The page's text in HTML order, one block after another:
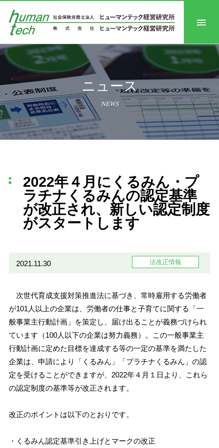
ニュース
NEWS
2022年４月にくるみん・プ
ラチナくるみんの認定基準
が改正され、新しい認定制度
がスタートします
2021.11.30 法改正情報
次世代育成支援対策推進法に基づき、常時雇用する労働者
が101人以上の企業は、労働者の仕事と子育てに関する「一
般事業主行動計画」を策定し、届け出ることが義務づけられ
ています（100人以下の企業は努力義務）。この一般事業主
行動計画に定めた目標を達成する等の一定の基準を満たした
企業は、申請により「くるみん」「プラチナくるみん」の認
定を受けることができますが、2022年４月１日より、これら
の認定制度の基準等が改正されます。
改正のポイントは以下のとおりです。
・くるみん認定基準引き上げとマークの改正